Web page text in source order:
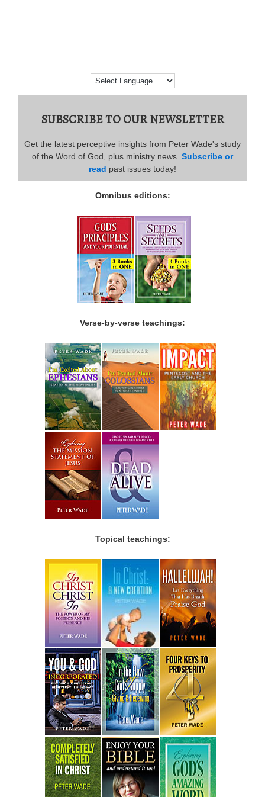
SUBSCRIBE TO OUR NEWSLETTER
Get the latest perceptive insights from Peter Wade's study
of the Word of God, plus ministry news. Subscribe or
read past issues today!
Omnibus editions:
Verse-by-verse teachings:
Topical teachings: